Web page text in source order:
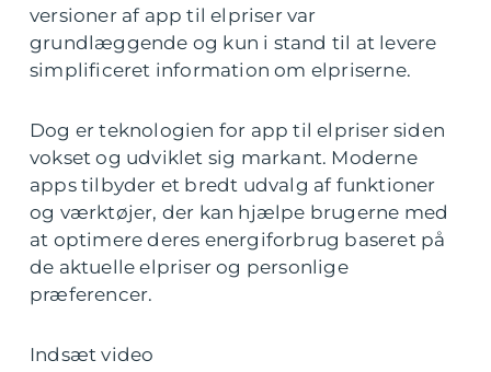
versioner af app til elpriser var
grundlæggende og kun i stand til at levere
simplificeret information om elpriserne.
Dog er teknologien for app til elpriser siden
vokset og udviklet sig markant. Moderne
apps tilbyder et bredt udvalg af funktioner
og værktøjer, der kan hjælpe brugerne med
at optimere deres energiforbrug baseret på
de aktuelle elpriser og personlige
præferencer.
Indsæt video